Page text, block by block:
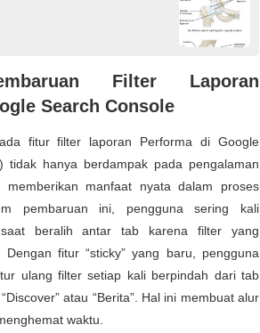
Filter Laporan
Search Console
fitur filter laporan Performa di Google
tidak hanya berdampak pada pengalaman
memberikan manfaat nyata dalam proses
pembaruan ini, pengguna sering kali
saat beralih antar tab karena filter yang
fitur “sticky” yang baru, pengguna
ulang filter setiap kali berpindah dari tab
atau “Berita”. Hal ini membuat alur
waktu.